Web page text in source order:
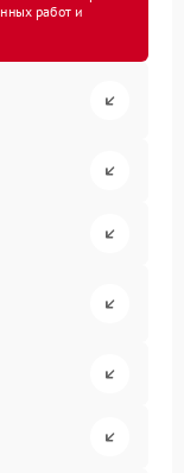
работ и